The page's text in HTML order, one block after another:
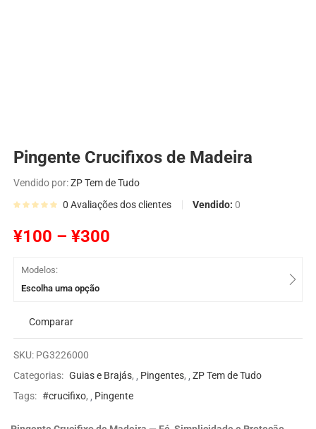
Pingente Crucifixos de Madeira
Vendido por:ZP Tem de Tudo
0 Avaliações dos clientes Vendido:0
¥100 – ¥300
Modelos:
Escolha uma opção
Comparar
SKU: PG3226000
Categorias: Guias e Brajás, Pingentes,
ZP Tem de Tudo
Tags: #crucifixo, Pingente